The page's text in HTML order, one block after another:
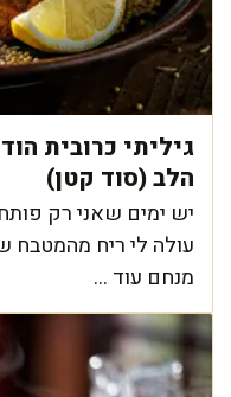
גיליתי כרובית
הלב (סוד קטן)
יש ימים שאני רק
עולה לי ריח
מנחם עוד ...